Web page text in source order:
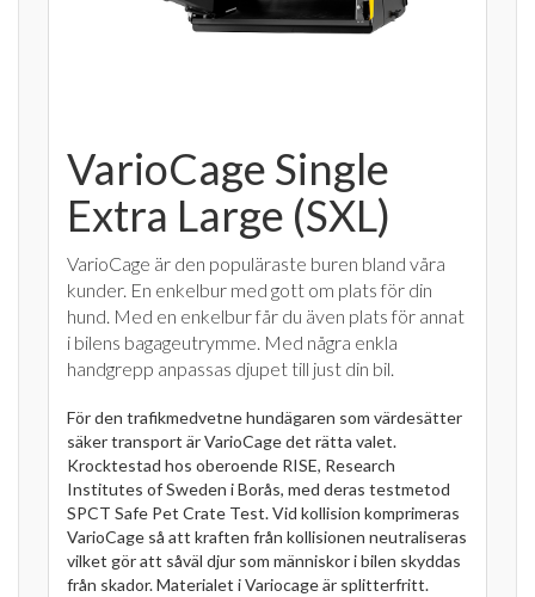
VarioCage Single
Extra Large (SXL)
VarioCage är den populäraste buren bland våra
kunder. En enkelbur med gott om plats för din
hund. Med en enkelbur får du även plats för annat
i bilens bagageutrymme. Med några enkla
handgrepp anpassas djupet till just din bil.
För den trafikmedvetne hundägaren som värdesätter
säker transport är VarioCage det rätta valet.
Krocktestad hos oberoende RISE, Research
Institutes of Sweden i Borås, med deras testmetod
SPCT Safe Pet Crate Test. Vid kollision komprimeras
VarioCage så att kraften från kollisionen neutraliseras
vilket gör att såväl djur som människor i bilen skyddas
från skador. Materialet i Variocage är splitterfritt.